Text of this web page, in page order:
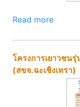
Read more
โครงการเยาวชน
(สขจ.ฉะเชิงเทรา)